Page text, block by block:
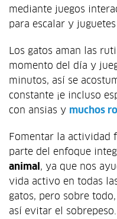
mediante juegos
para escalar y
Los gatos aman las
momento del día y
minutos, así se
constante ¡e incluso
con ansias y muchos
Fomentar la actividad
parte del enfoque
animal , ya que nos
vida activo en todas
gatos, pero sobre
así evitar el sobrepeso.